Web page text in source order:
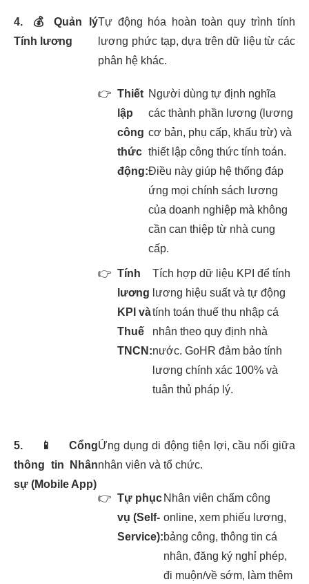
4. 💰
Quản lý
Tính lương
Tự động hóa hoàn toàn quy trình tính
lương phức tạp, dựa trên dữ liệu từ các
phân hệ khác.
👉 Thiết
lập
công
thức
động:
Người dùng tự định nghĩa
các thành phần lương (lương
cơ bản, phụ cấp, khấu trừ) và
thiết lập công thức tính toán.
Điều này giúp hệ thống đáp
ứng mọi chính sách lương
của doanh nghiệp mà không
cần can thiệp từ nhà cung
cấp.
👉 Tính
lương
KPI và
Thuế
TNCN:
Tích hợp dữ liệu KPI để tính
lương hiệu suất và tự động
tính toán thuế thu nhập cá
nhân theo quy định nhà
nước. GoHR đảm bảo tính
lương chính xác 100% và
tuân thủ pháp lý.
5. 📱
Cổng
thông tin Nhân
sự (Mobile App)
Ứng dụng di động tiện lợi, cầu nối giữa
nhân viên và tổ chức.
👉 Tự phục
vụ (Self-
Service):
Nhân viên chấm công
online, xem phiếu lương,
bảng công, thông tin cá
nhân, đăng ký nghỉ phép,
đi muộn/về sớm, làm thêm